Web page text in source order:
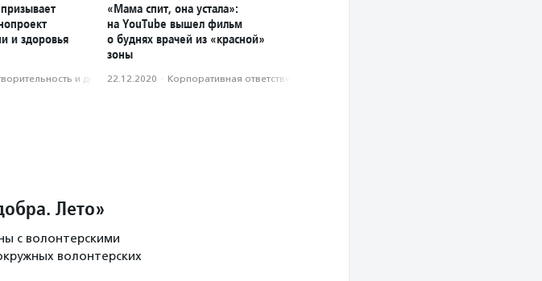
и здоровья
и доброволь­чест­во
«Мама спит, она устала»:
на YouTube вышел фильм
о буднях врачей из «красной»
зоны
22.12.2020 · Корпоративная ответственность
Лето»
с волонтерскими
волонтерских